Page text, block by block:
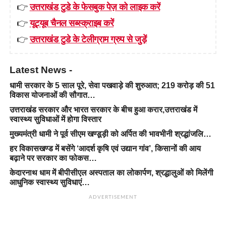
👉उत्तराखंड टुडे के फेसबुक पेज़ को लाइक करें
👉यूट्यूब चैनल सब्स्क्राइब करें
👉उत्तराखंड टुडे के टेलीग्राम ग्रुप से जुड़ें
Latest News -
धामी सरकार के 5 साल पूरे, सेवा पखवाड़े की शुरुआत; 219 करोड़ की 51
विकास योजनाओं की सौगात…
उत्तराखंड सरकार और भारत सरकार के बीच हुआ करार,उत्तराखंड में
स्वास्थ्य सुविधाओं में होगा विस्तार
मुख्यमंत्री धामी ने पूर्व सीएम खण्डूड़ी को अर्पित की भावभीनी श्रद्धांजलि…
हर विकासखण्ड में बसेंगे ‘आदर्श कृषि एवं उद्यान गांव’, किसानों की आय
बढ़ाने पर सरकार का फोकस…
केदारनाथ धाम में बीपीसीएल अस्पताल का लोकार्पण, श्रद्धालुओं को मिलेंगी
आधुनिक स्वास्थ्य सुविधाएं…
ADVERTISEMENT